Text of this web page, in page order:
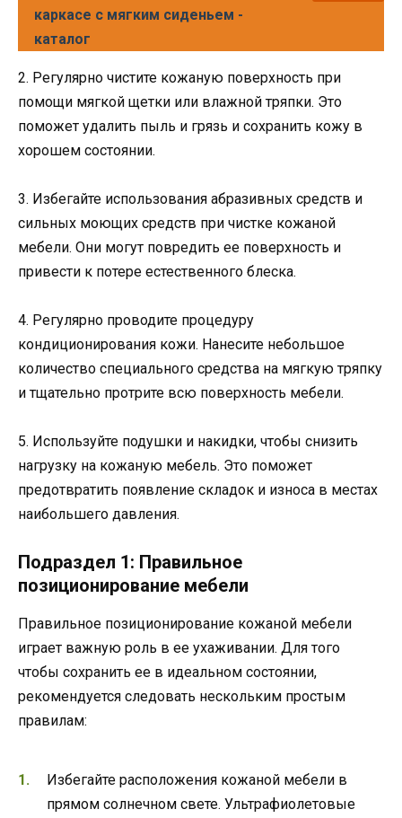
каркасе с мягким сиденьем -
каталог
2. Регулярно чистите кожаную поверхность при
помощи мягкой щетки или влажной тряпки. Это
поможет удалить пыль и грязь и сохранить кожу в
хорошем состоянии.
3. Избегайте использования абразивных средств и
сильных моющих средств при чистке кожаной
мебели. Они могут повредить ее поверхность и
привести к потере естественного блеска.
4. Регулярно проводите процедуру
кондиционирования кожи. Нанесите небольшое
количество специального средства на мягкую тряпку
и тщательно протрите всю поверхность мебели.
5. Используйте подушки и накидки, чтобы снизить
нагрузку на кожаную мебель. Это поможет
предотвратить появление складок и износа в местах
наибольшего давления.
Подраздел 1: Правильное
позиционирование мебели
Правильное позиционирование кожаной мебели
играет важную роль в ее ухаживании. Для того
чтобы сохранить ее в идеальном состоянии,
рекомендуется следовать нескольким простым
правилам:
Избегайте расположения кожаной мебели в
прямом солнечном свете. Ультрафиолетовые